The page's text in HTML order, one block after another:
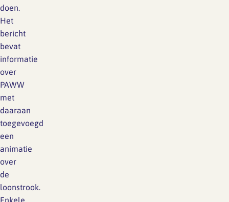
doen.
Het
bericht
bevat
informatie
over
PAWW
met
daaraan
toegevoegd
een
animatie
over
de
loonstrook.
Enkele